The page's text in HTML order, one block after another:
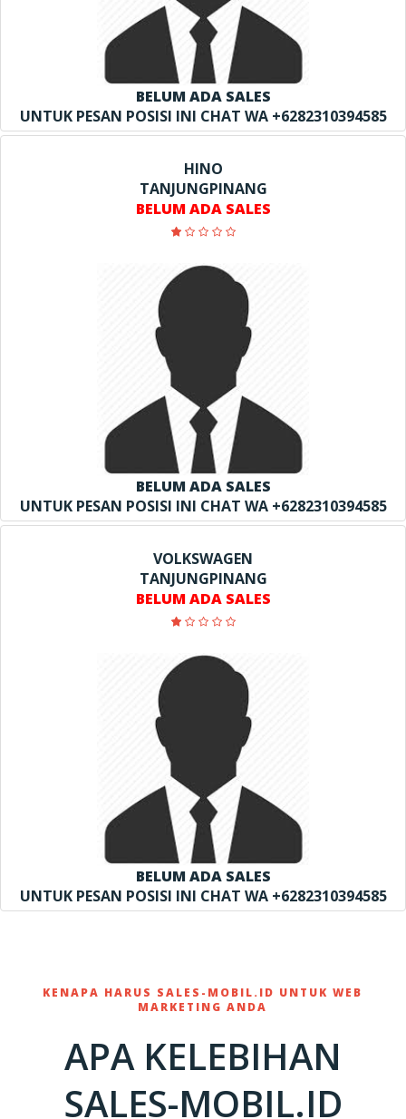
BELUM ADA SALES
UNTUK PESAN POSISI INI CHAT WA +6282310394585
HINO
TANJUNGPINANG
BELUM ADA SALES
BELUM ADA SALES
UNTUK PESAN POSISI INI CHAT WA +6282310394585
VOLKSWAGEN
TANJUNGPINANG
BELUM ADA SALES
BELUM ADA SALES
UNTUK PESAN POSISI INI CHAT WA +6282310394585
KENAPA HARUS SALES-MOBIL.ID UNTUK WEB
MARKETING ANDA
APA KELEBIHAN
SALES-MOBIL.ID